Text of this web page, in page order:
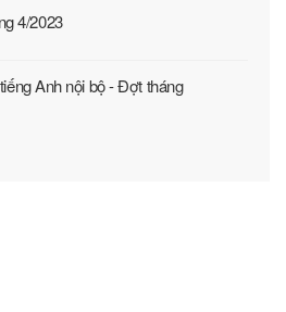
4/2023
Anh nội bộ - Đợt tháng